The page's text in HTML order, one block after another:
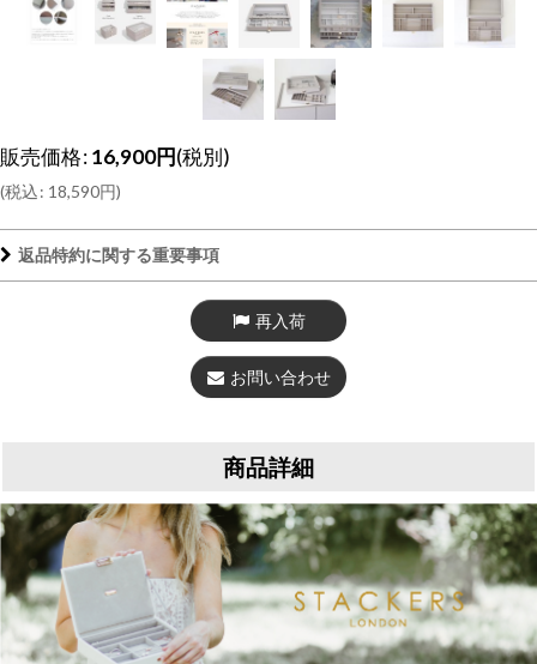
販売価格:16,900円(税別)
(税込: 18,590円)
返品特約に関する重要事項
再入荷
お問い合わせ
商品詳細